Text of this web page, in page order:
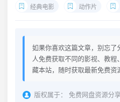
经典电影 动作片
如果你喜欢这篇文章，别忘了
人免费获取不同的影视、教
藏本站，随时获取最新免费资
版权属于：
免费网盘资源分